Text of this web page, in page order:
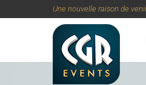
Aller au contenu principal
Une nouvelle raison de